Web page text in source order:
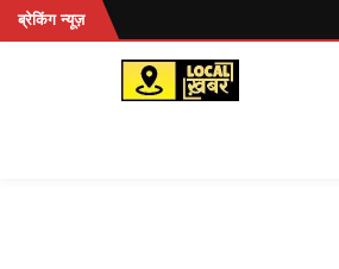
Skip
to
ब्रेकिंग न्यूज़